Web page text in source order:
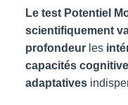
Le test Potentiel
scientifiquement
profondeur les
capacités
adaptatives